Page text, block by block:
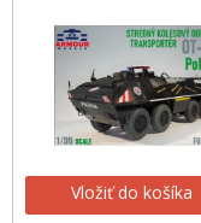
Vložiť do košíka